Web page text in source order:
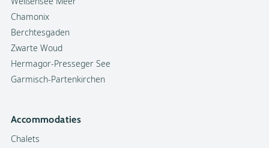
Chamonix
Berchtesgaden
Zwarte Woud
Hermagor-Presseger See
Garmisch-Partenkirchen
Accommodaties
Chalets